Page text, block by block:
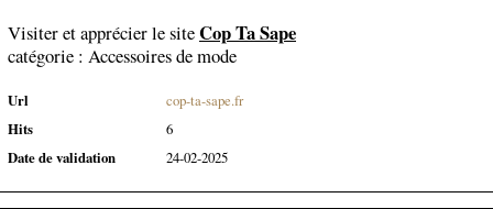
Visiter et apprécier le siteCop Ta Sape
catégorie : Accessoires de mode
Url
cop-ta-sape.fr
Hits
6
Date de validation
24-02-2025